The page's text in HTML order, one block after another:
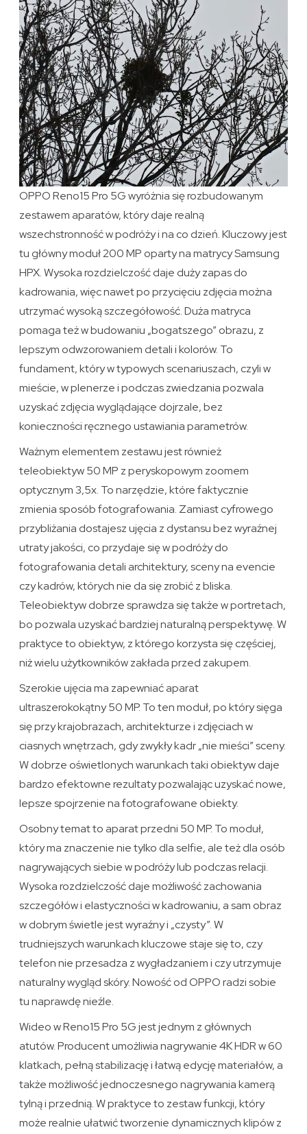
OPPO Reno15 Pro 5G wyróżnia się rozbudowanym
zestawem aparatów, który daje realną
wszechstronność w podróży i na co dzień. Kluczowy jest
tu główny moduł 200 MP oparty na matrycy Samsung
HPX. Wysoka rozdzielczość daje duży zapas do
kadrowania, więc nawet po przycięciu zdjęcia można
utrzymać wysoką szczegółowość. Duża matryca
pomaga też w budowaniu „bogatszego” obrazu, z
lepszym odwzorowaniem detali i kolorów. To
fundament, który w typowych scenariuszach, czyli w
mieście, w plenerze i podczas zwiedzania pozwala
uzyskać zdjęcia wyglądające dojrzale, bez
konieczności ręcznego ustawiania parametrów.
Ważnym elementem zestawu jest również
teleobiektyw 50 MP z peryskopowym zoomem
optycznym 3,5x. To narzędzie, które faktycznie
zmienia sposób fotografowania. Zamiast cyfrowego
przybliżania dostajesz ujęcia z dystansu bez wyraźnej
utraty jakości, co przydaje się w podróży do
fotografowania detali architektury, sceny na evencie
czy kadrów, których nie da się zrobić z bliska.
Teleobiektyw dobrze sprawdza się także w portretach,
bo pozwala uzyskać bardziej naturalną perspektywę. W
praktyce to obiektyw, z którego korzysta się częściej,
niż wielu użytkowników zakłada przed zakupem.
Szerokie ujęcia ma zapewniać aparat
ultraszerokokątny 50 MP. To ten moduł, po który sięga
się przy krajobrazach, architekturze i zdjęciach w
ciasnych wnętrzach, gdy zwykły kadr „nie mieści” sceny.
W dobrze oświetlonych warunkach taki obiektyw daje
bardzo efektowne rezultaty pozwalając uzyskać nowe,
lepsze spojrzenie na fotografowane obiekty.
Osobny temat to aparat przedni 50 MP. To moduł,
który ma znaczenie nie tylko dla selfie, ale też dla osób
nagrywających siebie w podróży lub podczas relacji.
Wysoka rozdzielczość daje możliwość zachowania
szczegółów i elastyczności w kadrowaniu, a sam obraz
w dobrym świetle jest wyraźny i „czysty”. W
trudniejszych warunkach kluczowe staje się to, czy
telefon nie przesadza z wygładzaniem i czy utrzymuje
naturalny wygląd skóry. Nowość od OPPO radzi sobie
tu naprawdę nieźle.
Wideo w Reno15 Pro 5G jest jednym z głównych
atutów. Producent umożliwia nagrywanie 4K HDR w 60
klatkach, pełną stabilizację i łatwą edycję materiałów, a
także możliwość jednoczesnego nagrywania kamerą
tylną i przednią. W praktyce to zestaw funkcji, który
może realnie ułatwić tworzenie dynamicznych klipów z